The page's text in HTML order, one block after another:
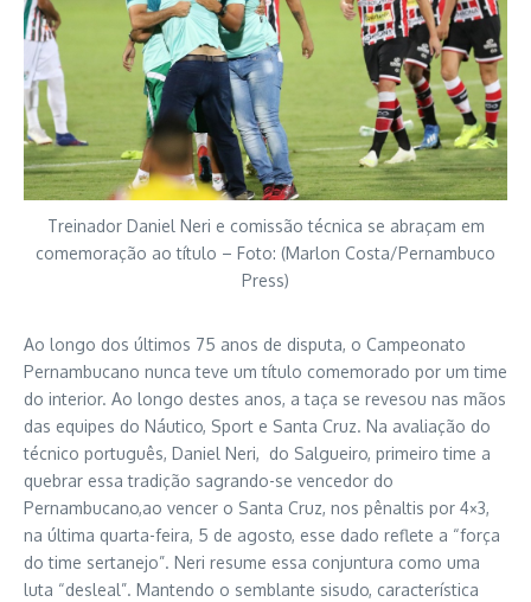
Treinador Daniel Neri e comissão técnica se abraçam em
comemoração ao título – Foto: (Marlon Costa/Pernambuco
Press)
Ao longo dos últimos 75 anos de disputa, o Campeonato
Pernambucano nunca teve um título comemorado por um time
do interior. Ao longo destes anos, a taça se revesou nas mãos
das equipes do Náutico, Sport e Santa Cruz. Na avaliação do
técnico português, Daniel Neri, do Salgueiro, primeiro time a
quebrar essa tradição sagrando-se vencedor do
Pernambucano,ao vencer o Santa Cruz, nos pênaltis por 4×3,
na última quarta-feira, 5 de agosto, esse dado reflete a “força
do time sertanejo”. Neri resume essa conjuntura como uma
luta “desleal”. Mantendo o semblante sisudo, característica